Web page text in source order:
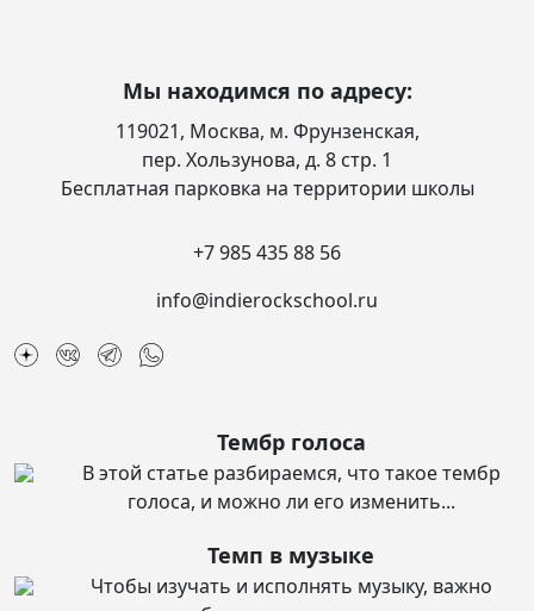
Мы находимся по адресу:
119021, Москва, м. Фрунзенская,
пер. Хользунова, д. 8 стр. 1
Бесплатная парковка на территории школы
+7 985 435 88 56
info@indierockschool.ru
Тембр голоса
В этой статье разбираемся, что такое тембр
голоса, и можно ли его изменить...
Темп в музыке
Чтобы изучать и исполнять музыку, важно